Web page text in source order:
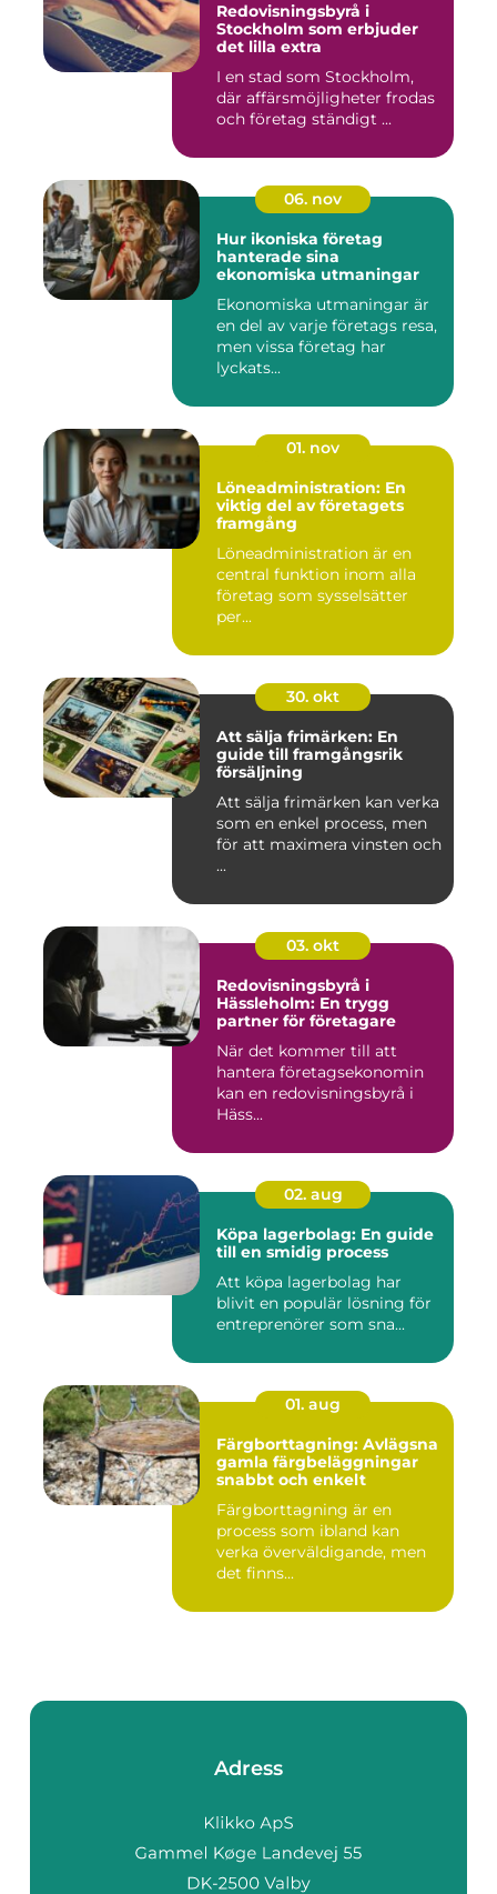
Redovisningsbyrå i
Stockholm som erbjuder
det lilla extra
I en stad som Stockholm,
där affärsmöjligheter frodas
och företag ständigt ...
06. nov
Hur ikoniska företag
hanterade sina
ekonomiska utmaningar
Ekonomiska utmaningar är
en del av varje företags resa,
men vissa företag har
lyckats...
01. nov
Löneadministration: En
viktig del av företagets
framgång
Löneadministration är en
central funktion inom alla
företag som sysselsätter
per...
30. okt
Att sälja frimärken: En
guide till framgångsrik
försäljning
Att sälja frimärken kan verka
som en enkel process, men
för att maximera vinsten och
...
03. okt
Redovisningsbyrå i
Hässleholm: En trygg
partner för företagare
När det kommer till att
hantera företagsekonomin
kan en redovisningsbyrå i
Häss...
02. aug
Köpa lagerbolag: En guide
till en smidig process
Att köpa lagerbolag har
blivit en populär lösning för
entreprenörer som sna...
01. aug
Färgborttagning: Avlägsna
gamla färgbeläggningar
snabbt och enkelt
Färgborttagning är en
process som ibland kan
verka överväldigande, men
det finns...
Adress